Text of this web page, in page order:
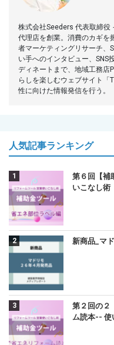
株式会社Seeders 代表取締役
代理店を創業。消費のカギを
者マーケティングリサーチ、
い手へのインタビュー、SNS
ディネートまで、地域工務店
らしを楽しむウェブサイト「
性に向けた情報発信を行う。
人気記事ランキング
第６回【補
いこなし術
新商品_マ
第２回の２
ム読本-- 使